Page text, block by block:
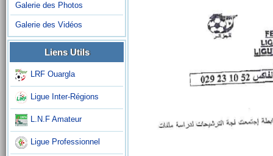
Galerie des Photos
Galerie des Vidéos
Liens Utils
LRF Ouargla
Ligue Inter-Régions
L.N.F Amateur
Ligue Professionnel